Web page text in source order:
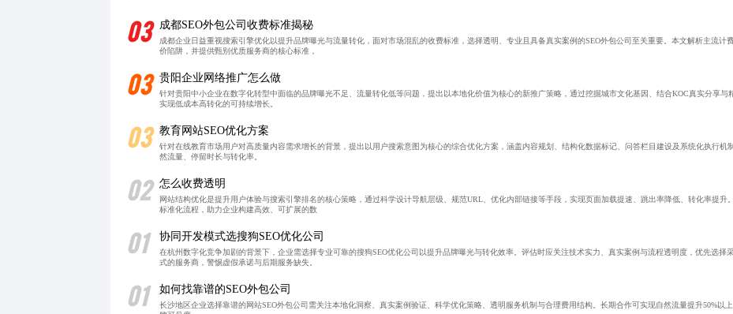
03 成都SEO外包公司收费标准揭秘
成都企业日益重视搜索引擎优化以提升品牌曝光与流量转化，面对市场混乱的收费标准，选择透明、专业且具备真实案例的SEO外包公司至关重要。本文解析主流计
价陷阱，并提供甄别优质服务商的核心标准，
03 贵阳企业网络推广怎么做
针对贵阳中小企业在数字化转型中面临的品牌曝光不足、流量转化低等问题，提出以本地化价值为核心的新推广策略，通过挖掘城市文化基因、结合KOC真实分享与
实现低成本高转化的可持续增长。
03 教育网站SEO优化方案
针对在线教育市场用户对高质量内容需求增长的背景，提出以用户搜索意图为核心的综合优化方案，涵盖内容规划、结构化数据标记、问答栏目建设及系统化执行机
然流量、停留时长与转化率。
02 怎么收费透明
网站结构优化是提升用户体验与搜索引擎排名的核心策略，通过科学设计导航层级、规范URL、优化内部链接等手段，实现页面加载提速、跳出率降低、转化率提升
标准化流程，助力企业构建高效、可扩展的数
01 协同开发模式选搜狗SEO优化公司
在杭州数字化竞争加剧的背景下，企业需选择专业可靠的搜狗SEO优化公司以提升品牌曝光与转化效率。评估时应关注技术实力、真实案例与流程透明度，优先选择
式的服务商，警惕虚假承诺与后期服务缺失。
01 如何找靠谱的SEO外包公司
长沙地区企业选择靠谱的网站SEO外包公司需关注本地化洞察、真实案例验证、科学优化策略、透明服务机制与合理费用结构。长期合作可实现自然流量提升50%以